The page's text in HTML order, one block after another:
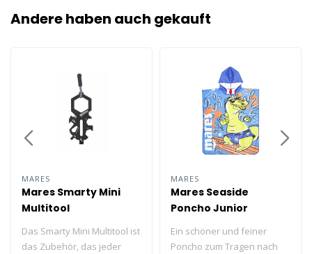
Andere haben auch gekauft
MARES
Mares Smarty Mini
Multitool
Das Smarty Mini Multitool ist
das Zubehör, das jeder
MARES
Mares Seaside
Poncho Junior
Ein schöner und feiner
Poncho zum Tragen nach